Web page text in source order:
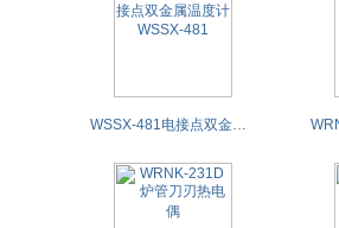
WSSX-481电接点双金属温度计WSSX-481